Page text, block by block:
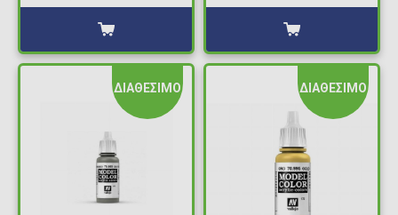
ΔΙΑΘΕΣΙΜΟ ΔΙΑΘΕΣΙΜΟ